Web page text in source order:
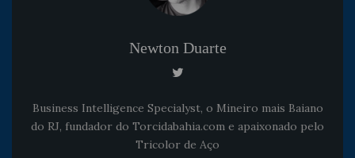
Newton Duarte
Business Intelligence Specialyst, o Mineiro mais Baiano
do RJ, fundador do Torcidabahia.com e apaixonado pelo
Tricolor de Aço